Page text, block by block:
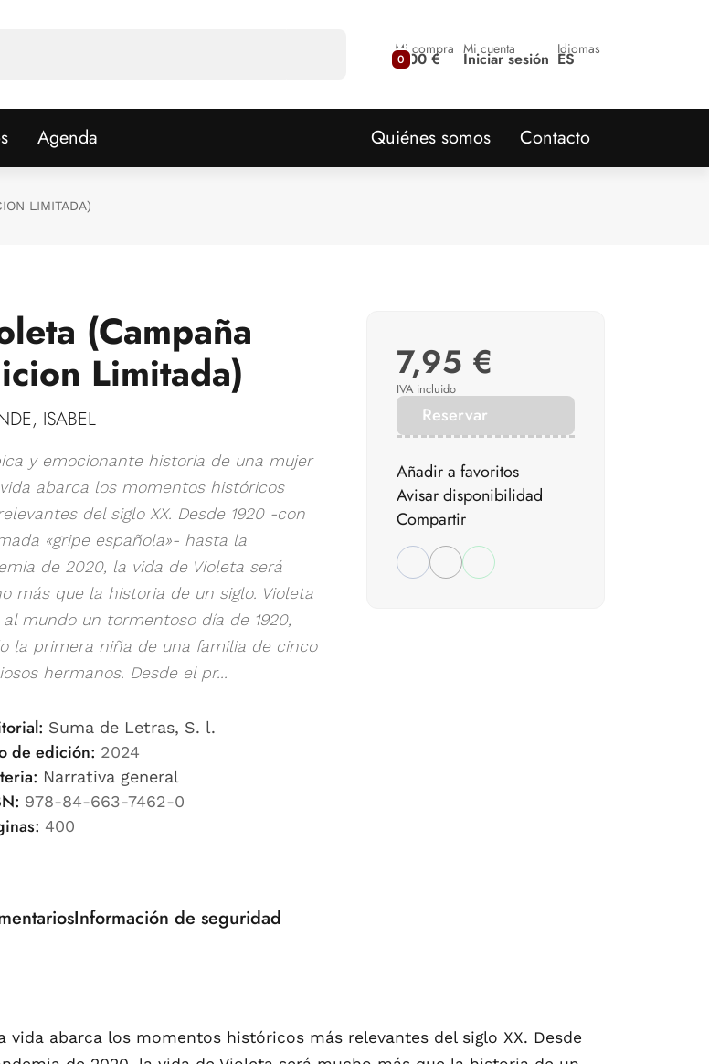
0
Mi compra
0,00 € Mi cuenta
Iniciar sesión Idiomas
ES
Agenda Quiénes somos Contacto
LIMITADA)
(Campaña
Limitada)
ISABEL
y emocionante historia de una mujer
abarca los momentos históricos
del siglo XX. Desde 1920 -con
«gripe española»- hasta la
de 2020, la vida de Violeta será
más que la historia de un siglo. Violeta
al mundo un tormentoso día de 1920,
la primera niña de una familia de cinco
hermanos. Desde el pr...
Suma de Letras, S. l.
de edición: 2024
Narrativa general
978-84-663-7462-0
400
7,95 €
IVA incluido
Reservar
Añadir a favoritos
Avisar disponibilidad
Compartir
Información de seguridad
abarca los momentos históricos más relevantes del siglo XX. Desde